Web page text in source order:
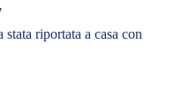
riportata a casa con